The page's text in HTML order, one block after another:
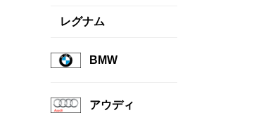
レグナム
BMW
アウディ